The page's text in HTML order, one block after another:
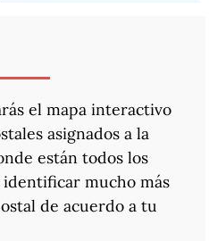
el mapa interactivo
asignados a la
están todos los
identificar mucho más
de acuerdo a tu